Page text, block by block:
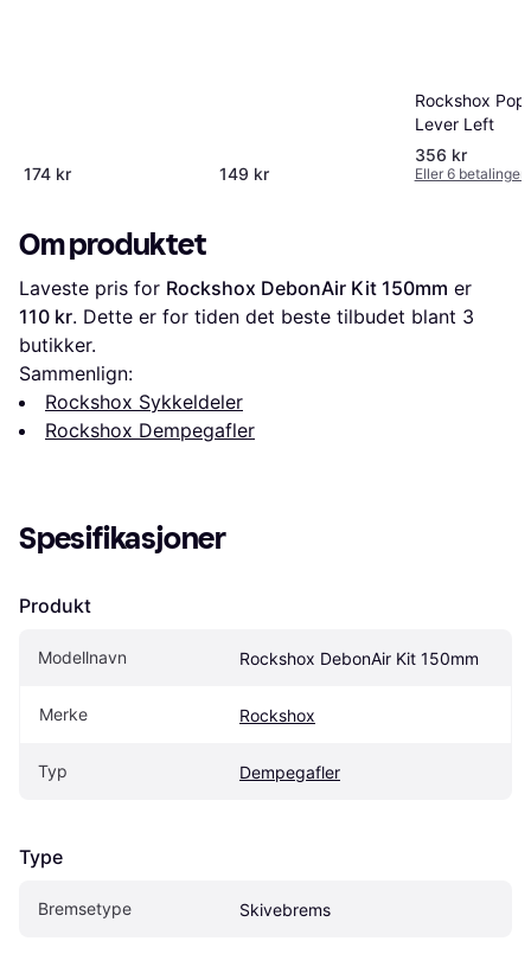
174 kr 149 kr
Rockshox
Lever Left
356 kr
Eller 6 betalinger
Om produktet
Laveste pris for Rockshox DebonAir Kit 150mm
110 kr. Dette er for tiden det beste tilbudet blant 3
butikker.
Sammenlign:
Rockshox Sykkeldeler
Rockshox Dempegafler
Spesifikasjoner
Produkt
Modellnavn Rockshox DebonAir Kit 150mm
Merke Rockshox
Typ Dempegafler
Type
Bremsetype Skivebrems